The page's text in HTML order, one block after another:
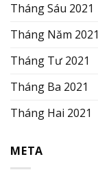
Tháng Sáu 2021
Tháng Năm 2021
Tháng Tư 2021
Tháng Ba 2021
Tháng Hai 2021
META